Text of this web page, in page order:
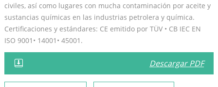
civiles, así como lugares con mucha contaminación por aceite y
sustancias químicas en las industrias petrolera y química.
Certificaciones y estándares: CE emitido por TÜV • CB IEC EN
ISO 9001• 14001• 45001.
Descargar PDF